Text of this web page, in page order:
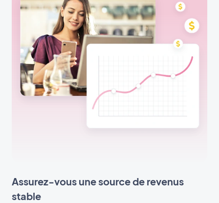
Assurez-vous une source de revenus
stable